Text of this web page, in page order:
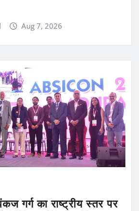
Aug 7, 2026
गर्ग का राष्ट्रीय स्तर पर